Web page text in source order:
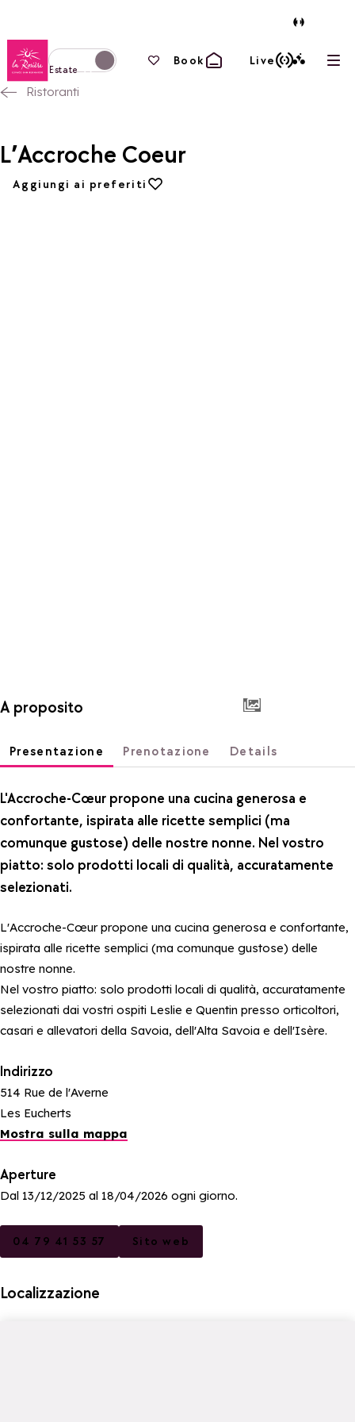
Torna alla home page
Passa alla modalità invernale
Estate
I tuoi preferiti
Book Live
Ristoranti
L’Accroche Coeur
Aggiungi ai preferiti
Aggiungi ai preferiti
A proposito
Presentazione Prenotazione Details
L'Accroche-Cœur propone una cucina generosa e
confortante, ispirata alle ricette semplici (ma
comunque gustose) delle nostre nonne. Nel vostro
piatto: solo prodotti locali di qualità, accuratamente
selezionati.
L'Accroche-Cœur propone una cucina generosa e confortante,
ispirata alle ricette semplici (ma comunque gustose) delle
nostre nonne.
Nel vostro piatto: solo prodotti locali di qualità, accuratamente
selezionati dai vostri ospiti Leslie e Quentin presso orticoltori,
casari e allevatori della Savoia, dell'Alta Savoia e dell'Isère.
Indirizzo
514 Rue de l'Averne
Les Eucherts
Mostra sulla mappa
Aperture
Dal 13/12/2025 al 18/04/2026 ogni giorno.
04 79 41 53 57 Sito web
Localizzazione